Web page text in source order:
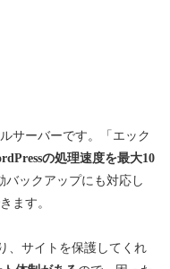
サーバーです。「エック
の処理速度を最大10
バックアップにも対応し
ます。
、サイトを保護してくれ